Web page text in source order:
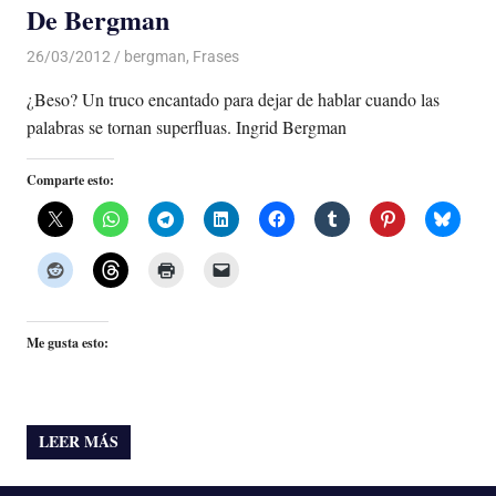
De Bergman
26/03/2012 Luis Castellanos
bergman, Frases
¿Beso? Un truco encantado para dejar de hablar cuando las
palabras se tornan superfluas. Ingrid Bergman
Comparte esto:
Me gusta esto:
LEER MÁS